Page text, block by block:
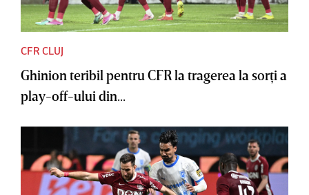
CFR CLUJ
Ghinion teribil pentru CFR la tragerea la sorţi a
play-off-ului din...